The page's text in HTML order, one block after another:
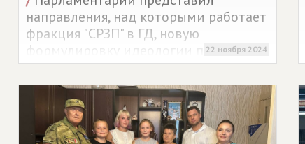
направления, над которыми работает
фракция "СРЗП" в ГД, новую
формулировку идеологии партии –
патриотический социализм и новый
экономический курс, разработанный
совместно с депутатом "СРЗП",
Заместителем Председателя Госдумы
Александром Бабаковым.
22 ноября 2024